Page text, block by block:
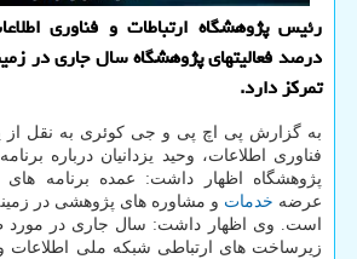
درصد فعالیتهای پژوهشگاه سال جاری در
تمرکز دارد.
به گزارش پی اچ پی و جی کوئری به نقل از
پژوهشگاه اظهار داشت: عمده برنامه
عرضه خدمات و مشاوره های پژوهشی در
است. وی اظهار داشت: سال جاری در مورد
زیرساخت های ارتباطی شبکه ملی اطلاعات